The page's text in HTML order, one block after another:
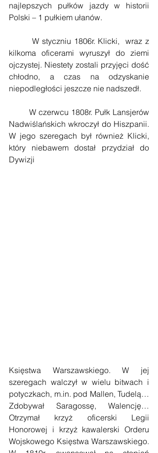
najlepszych pułków jazdy w historii
Polski – 1 pułkiem ułanów.
kilkoma oficerami wyruszył do ziemi
ojczystej. Niestety zostali przyjęci dość
chłodno, a czas na odzyskanie
niepodległości jeszcze nie nadszedł.
Nadwiślańskich wkroczył do Hiszpanii.
W jego szeregach był również Klicki,
który niebawem dostał przydział do
Dywizji
Księstwa Warszawskiego. W jej
szeregach walczył w wielu bitwach i
potyczkach, m.in. pod Mallen, Tudelą…
Zdobywał Saragossę, Walencję…
Otrzymał krzyż oficerski Legii
Honorowej i krzyż kawalerski Orderu
Wojskowego Księstwa Warszawskiego.